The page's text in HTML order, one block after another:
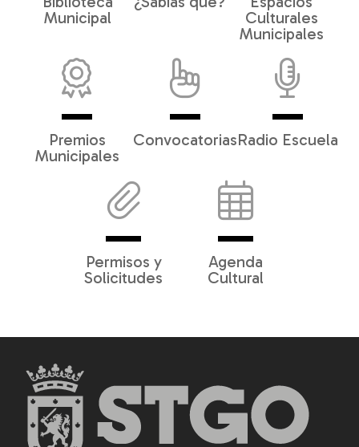
Municipal
Culturales
Municipales
Premios
Municipales
ConvocatoriasRadio Escuela
Permisos y
Solicitudes
Agenda
Cultural